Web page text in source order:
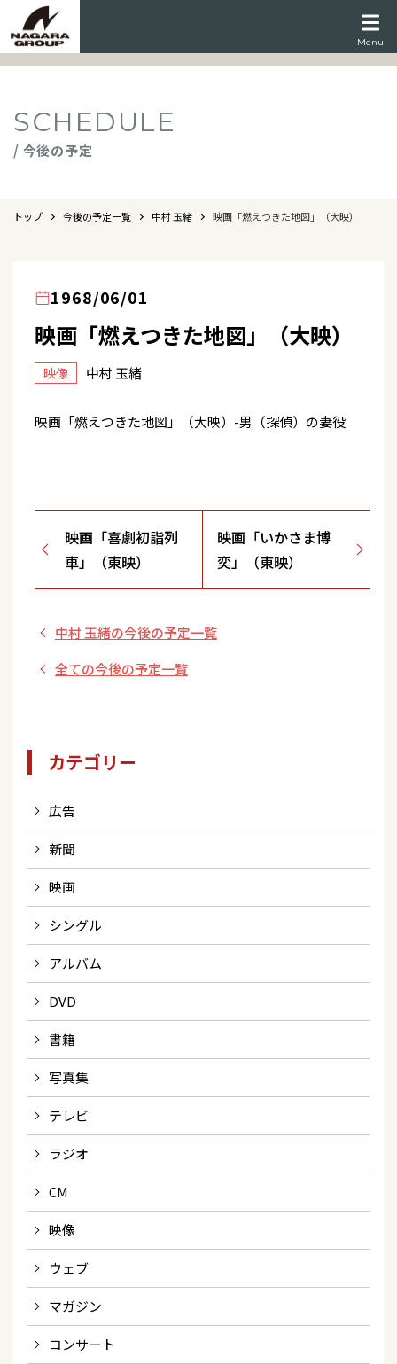
Menu
SCHEDULE
/ 今後の予定
トップ 今後の予定一覧 中村 玉緒 映画「燃えつきた地図」（大映）
1968/06/01
映画「燃えつきた地図」（大映）
映像 中村 玉緒
映画「燃えつきた地図」（大映）-男（探偵）の妻役
映画「喜劇初詣列
車」（東映）
映画「いかさま博
奕」（東映）
中村 玉緒の今後の予定一覧
全ての今後の予定一覧
カテゴリー
広告
新聞
映画
シングル
アルバム
DVD
書籍
写真集
テレビ
ラジオ
CM
映像
ウェブ
マガジン
コンサート